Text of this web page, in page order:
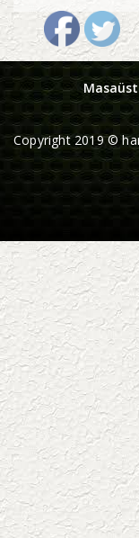
Copyright 2019 ©